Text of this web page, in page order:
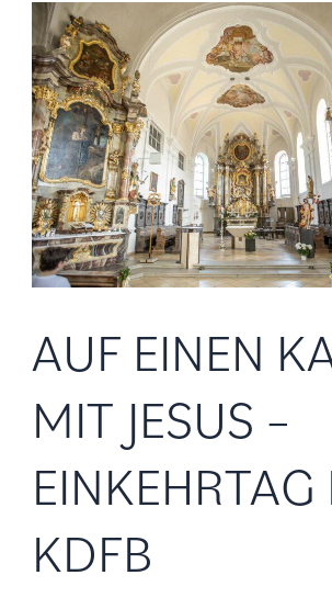
AUF EINEN
MIT JESUS –
EINKEHRTAG
KDFB
Auf
einen
Kaffee
mit
Jesus
–
Einkehrtag
des
KDFB